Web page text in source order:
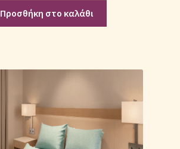
Προσθήκη στο καλάθι